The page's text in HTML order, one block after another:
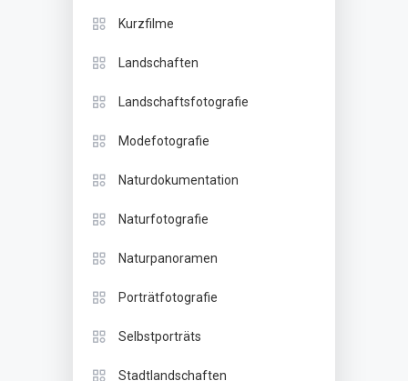
Kurzfilme
Landschaften
Landschaftsfotografie
Modefotografie
Naturdokumentation
Naturfotografie
Naturpanoramen
Porträtfotografie
Selbstporträts
Stadtlandschaften